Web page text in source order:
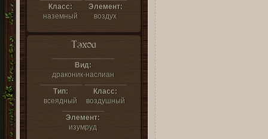
Класс:
наземный
Элемент:
воздух
Тэхоа
Вид:
драконик-наслиан
Тип:
всеядный
Класс:
воздушный
Элемент:
изумруд